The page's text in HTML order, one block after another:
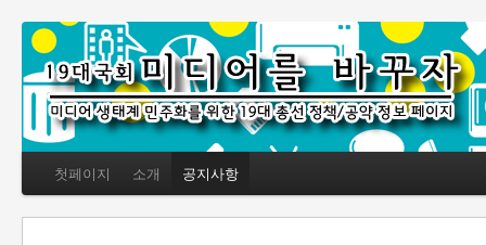
첫페이지 소개 공지사항